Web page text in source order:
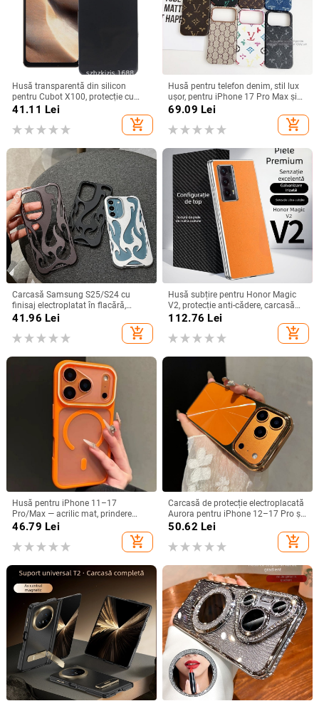
Husă transparentă din silicon
pentru Cubot X100, protecție cu
acoperire totală
41.11 Lei
add_shopping_cart
Husă pentru telefon denim, stil lux
ușor, pentru iPhone 17 Pro Max și
iPhone 16, cu acoperire totală
69.09 Lei
add_shopping_cart
Carcasă Samsung S25/S24 cu
finisaj electroplatat în flacără,
design decupat, compatibilă cu
41.96 Lei
add_shopping_cart
Husă subțire pentru Honor Magic
V2, protecție anti-cădere, carcasă
dură pentru ecran pliabil, finisaj PU
112.76 Lei
add_shopping_cart
Husă pentru iPhone 11–17
Pro/Max — acrilic mat, prindere
magnetică, protecție anti-cadere,
46.79 Lei
add_shopping_cart
Carcasă de protecție electroplacată
Aurora pentru iPhone 12–17 Pro și
Pro Max, acoperire completă, anti-
50.62 Lei
add_shopping_cart